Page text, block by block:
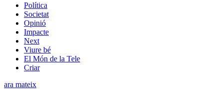
Política
Societat
Opinió
Impacte
Next
Viure bé
El Món de la Tele
Criar
ara mateix